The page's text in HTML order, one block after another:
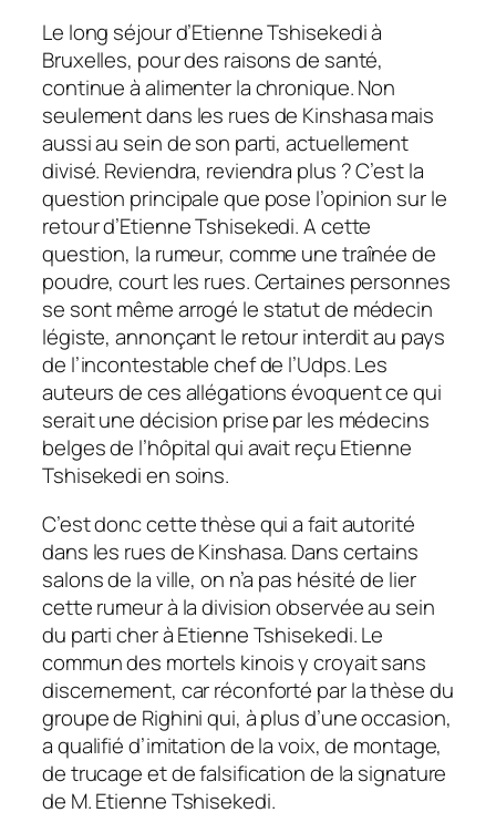
Le long séjour d’Etienne Tshisekedi à
Bruxelles, pour des raisons de santé,
continue à alimenter la chronique. Non
seulement dans les rues de Kinshasa mais
aussi au sein de son parti, actuellement
divisé. Reviendra, reviendra plus ? C’est la
question principale que pose l’opinion sur le
retour d’Etienne Tshisekedi. A cette
question, la rumeur, comme une traînée de
poudre, court les rues. Certaines personnes
se sont même arrogé le statut de médecin
légiste, annonçant le retour interdit au pays
de l’incontestable chef de l’Udps. Les
auteurs de ces allégations évoquent ce qui
serait une décision prise par les médecins
belges de l’hôpital qui avait reçu Etienne
Tshisekedi en soins.
C’est donc cette thèse qui a fait autorité
dans les rues de Kinshasa. Dans certains
salons de la ville, on n’a pas hésité de lier
cette rumeur à la division observée au sein
du parti cher à Etienne Tshisekedi. Le
commun des mortels kinois y croyait sans
discernement, car réconforté par la thèse du
groupe de Righini qui, à plus d’une occasion,
a qualifié d’imitation de la voix, de montage,
de trucage et de falsification de la signature
de M. Etienne Tshisekedi.